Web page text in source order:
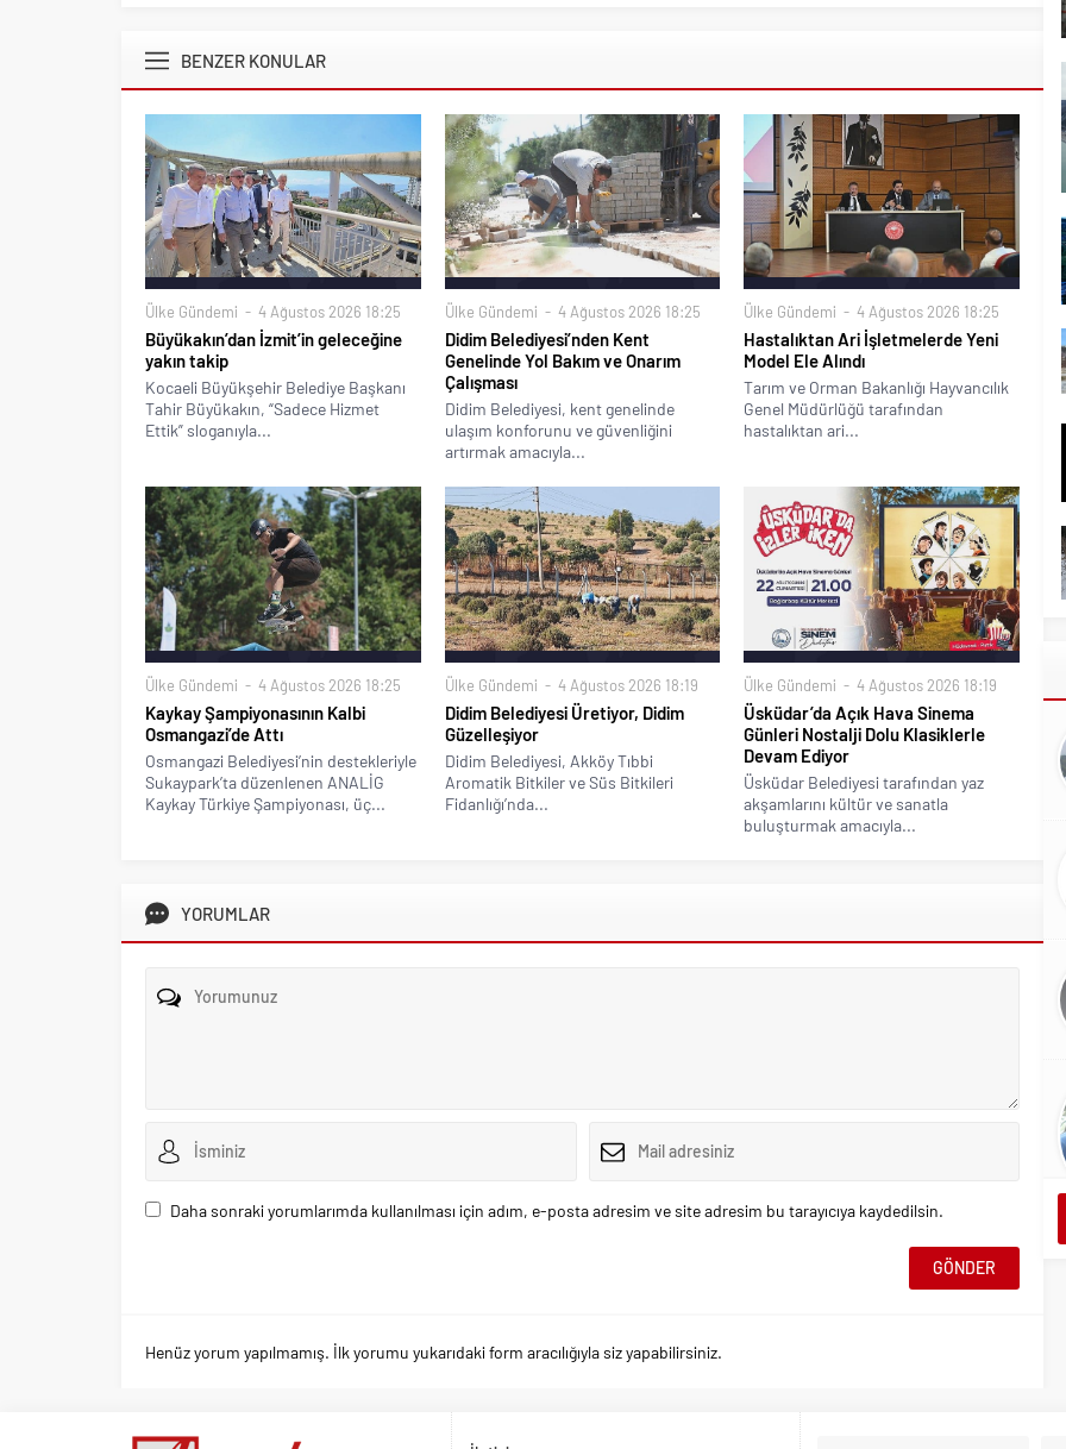
BENZER KONULAR
Ülke Gündemi 4 Ağustos 2026 18:25
Büyükakın’dan İzmit’in geleceğine
yakın takip
Kocaeli Büyükşehir Belediye Başkanı
Tahir Büyükakın, “Sadece Hizmet
Ettik” sloganıyla...
Ülke Gündemi 4 Ağustos 2026 18:25
Didim Belediyesi’nden Kent
Genelinde Yol Bakım ve Onarım
Çalışması
Didim Belediyesi, kent genelinde
ulaşım konforunu ve güvenliğini
artırmak amacıyla...
Ülke Gündemi 4 Ağustos 2026 18:25
Hastalıktan Ari İşletmelerde Yeni
Model Ele Alındı
Tarım ve Orman Bakanlığı Hayvancılık
Genel Müdürlüğü tarafından
hastalıktan ari...
Ülke Gündemi 4 Ağustos 2026 18:25
Kaykay Şampiyonasının Kalbi
Osmangazi’de Attı
Osmangazi Belediyesi’nin destekleriyle
Sukaypark’ta düzenlenen ANALİG
Kaykay Türkiye Şampiyonası, üç...
Ülke Gündemi 4 Ağustos 2026 18:19
Didim Belediyesi Üretiyor, Didim
Güzelleşiyor
Didim Belediyesi, Akköy Tıbbi
Aromatik Bitkiler ve Süs Bitkileri
Fidanlığı’nda...
Ülke Gündemi 4 Ağustos 2026 18:19
Üsküdar’da Açık Hava Sinema
Günleri Nostalji Dolu Klasiklerle
Devam Ediyor
Üsküdar Belediyesi tarafından yaz
akşamlarını kültür ve sanatla
buluşturmak amacıyla...
YORUMLAR
Daha sonraki yorumlarımda kullanılması için adım, e-posta adresim ve site adresim bu tarayıcıya kaydedilsin.
Henüz yorum yapılmamış. İlk yorumu yukarıdaki form aracılığıyla siz yapabilirsiniz.